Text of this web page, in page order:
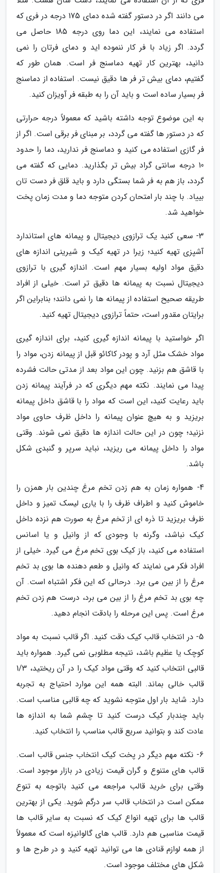
می دانند اگر در دستور گفته شده دمای 175 درجه در فری که
استفاده می نمایند، این دما روی درجه 185 حاصل می
گردد. اگر زیاد با فر کار ننموده اید و دمای فرتان را نمی
دانید، بهترین کار تهیه دماسنج فر است. همان طور که
گفتیم، دمای بیش تر فر ها دقیق نیست. استفاده از دماسنج
فر بسیار ساده است و باید آن را به طبقه فر آویزان کنید.
به این موضوع توجه داشته باشید که معمولاً درجه حرارتی
که در دستور ها گفته می گردد، بر مبنای فر برقی است. اگر از
فر گازی استفاده می کنید و دماسنج فر ندارید، دما را حدود
10 درجه سانتی گراد بیش تر بگذارید. دمایی که گفته می
گردد، باز هم به فر شما بستگی دارد و باید قلق فر دست تان
بییاد. با چند بار امتحان کردن متوجه دما و مدت زمان پخت
خواهید شد.
3- سعی کنید یک ترازوی دیجیتال و پیمانه های استاندارد
آشپزی تهیه کنید؛ زیرا در تهیه کیک و شیرینی اندازه های
دقیق مواد اولیه بسیار مهم است. اندازه گیری با ترازوی
دیجیتال نسبت به پیمانه ها دقیق تر است. خیلی از افراد
طریقه صحیح استفاده از پیمانه ها را نمی دانند؛ بنابراین اگر
برایتان مقدور است، حتماً ترازوی دیجیتال تهیه کنید.
اگر خواستید با پیمانه اندازه گیری کنید، برای اندازه گیری
مواد خشک مثل آرد و پودر کاکائو قبل از پیمانه زدن، مواد را
با قاشق هم بزنید. چون این مواد بعد از مدتی حالت فشرده
پیدا می نمایند. نکته مهم دیگری که در فرآیند پیمانه زدن
باید رعایت کنید، این است که مواد را با قاشق داخل پیمانه
بریزید و به هیچ عنوان پیمانه را داخل ظرف حاوی مواد
نزنید؛ چون در این حالت اندازه ها دقیق نمی شوند. وقتی
مواد را داخل پیمانه می ریزید، نباید سرپر و گنبدی شکل
باشد.
4- همواره زمان به هم زدن تخم مرغ چندین بار همزن را
خاموش کنید و اطراف ظرف را با یاری لیسک تمیز و داخل
ظرف بریزید تا ذره ای از تخم مرغ به صورت هم نزده داخل
کیک نباشد، وگرنه با وجودی که از وانیل و یا اسانس
استفاده می کنید، باز کیک بوی تخم مرغ می گیرد. خیلی از
افراد فکر می نمایند که وانیل و طعم دهنده ها بوی بد تخم
مرغ را از بین می برد. درحالی که این فکر اشتباه است. آن
چه بوی بد تخم مرغ را از بین می برد، درست هم زدن تخم
مرغ است. پس این مرحله را بادقت انجام دهید.
5- در انتخاب قالب کیک دقت کنید. اگر قالب نسبت به مواد
کوچک یا عظیم باشد، نتیجه مطلوبی نمی گیرد. همواره باید
قالبی انتخاب کنید که وقتی مواد کیک را در آن ریختید، 1/3
قالب خالی بماند. البته همه این موارد احتیاج به تجربه
دارد. شاید بار اول متوجه نشوید که چه قالبی مناسب است.
باید چندبار کیک درست کنید تا چشم شما به اندازه ها
عادت کند و بتوانید سریع قالب مناسب را انتخاب کنید.
6- نکته مهم دیگر در پخت کیک انتخاب جنس قالب است.
قالب های متنوع و گران قیمت زیادی در بازار موجود است.
وقتی برای خرید قالب مراجعه می کنید باتوجه به تنوع
ممکن است در انتخاب قالب سر درگم شوید. یکی از بهترین
قالب ها برای تهیه انواع کیک که نسبت به سایر قالب ها
قیمت مناسبی هم دارد. قالب های گالوانیزه است که معمولاً
از همه لوازم قنادی ها می توانید تهیه کنید و در طرح ها و
شکل های مختلف موجود است.